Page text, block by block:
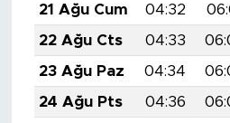
21 Ağu Cum
04:32
22 Ağu Cts
04:33
23 Ağu Paz
04:34
24 Ağu Pts
04:36